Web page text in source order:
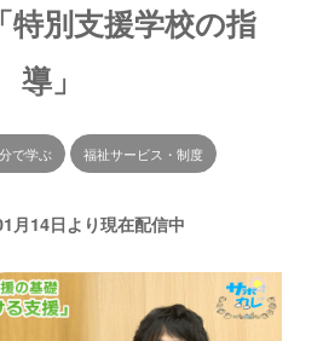
特別支援学校の指
導」
で学ぶ 福祉サービス・制度
月14日より現在配信中